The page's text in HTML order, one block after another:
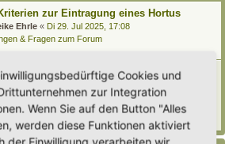
zur Eintragung eines Hortus
Ehrle « Di 29. Jul 2025, 17:08
& Fragen zum Forum
die Eintragung Eurer
anima l« So 15. Feb 2026, 18:08
Hortus - Mein Hortus und ich!
Cookies und
zur Integration
Wenn Sie auf den Button "Alles
werden diese Funktionen aktiviert
der Einwilligung verarbeiten wir